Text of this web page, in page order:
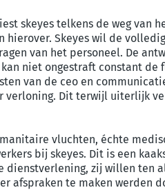
skeyes telkens de weg
hierover. Skeyes wil de
van het personeel. De
niet ongestraft constant
van de ceo en
verloning. Dit terwijl uiterlijk
vluchten, échte
bij skeyes. Dit is een
dienstverlening, zij willen
afspraken te maken werden